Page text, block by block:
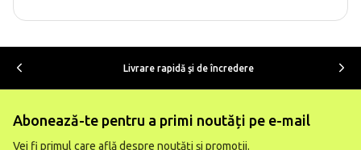
Livrare rapidă şi de încredere
Abonează-te pentru a primi noutăți pe e-mail
Vei fi primul care află despre noutăți și promoții.